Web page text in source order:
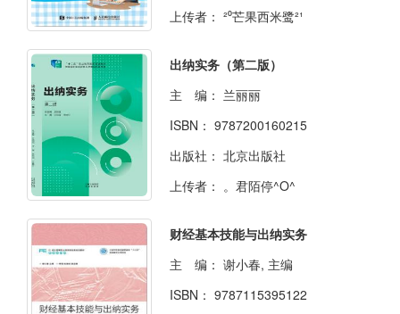
上传者： ²⁰芒果西米鹭²¹
出纳实务（第二版）
主 编： 兰丽丽
ISBN： 9787200160215
出版社： 北京出版社
上传者： 。君陌停^O^
财经基本技能与出纳实务
主 编： 谢小春, 主编
ISBN： 9787115395122